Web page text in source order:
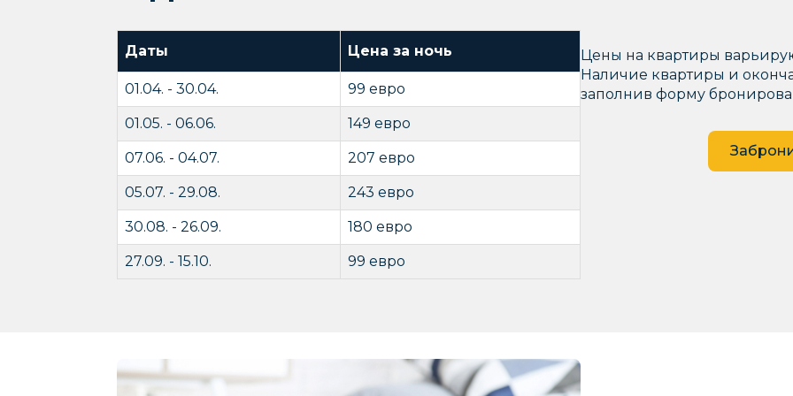
Даты Цена за ночь
01.04. - 30.04. 99 евро
01.05. - 06.06. 149 евро
07.06. - 04.07. 207 евро
05.07. - 29.08. 243 евро
30.08. - 26.09. 180 евро
27.09. - 15.10. 99 евро
Цены на квартиры
Наличие квартиры и
заполнив форму